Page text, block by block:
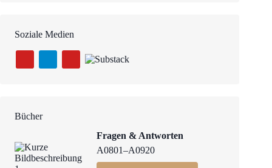
Soziale Medien
Bücher
Fragen & Antworten
A0801–A0920